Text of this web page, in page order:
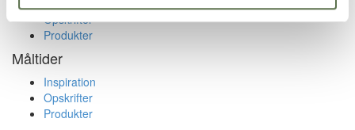
Opskrifter
Produkter
Måltider
Inspiration
Opskrifter
Produkter